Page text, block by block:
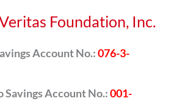
Foundation, Inc.
Account No.:076-3-
Savings Account No.:001-